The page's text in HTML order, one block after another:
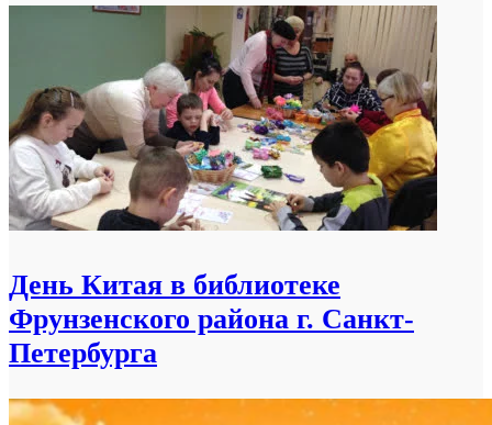
День Китая в библиотеке
Фрунзенского района г. Санкт-
Петербурга